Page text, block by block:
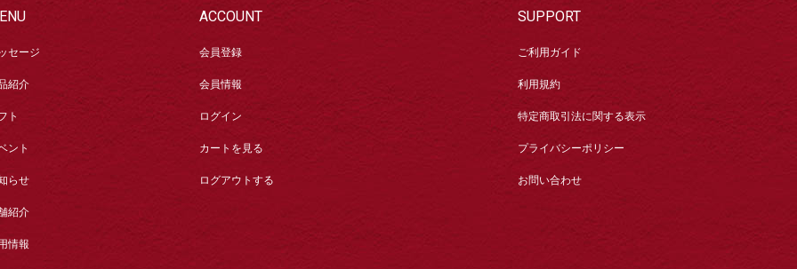
セージ
紹介
ト
ント
らせ
紹介
情報
ACCOUNT
会員登録
会員情報
ログイン
カートを見る
ログアウトする
SUPPORT
ご利用ガイド
利用規約
特定商取引法に関する表示
プライバシーポリシー
お問い合わせ